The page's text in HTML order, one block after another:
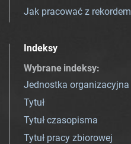
Jak pracować z rekordem
Indeksy
Wybrane indeksy:
Jednostka organizacyjna
Tytuł
Tytuł czasopisma
Tytuł pracy zbiorowej